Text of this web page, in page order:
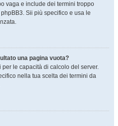
vaga e include dei termini troppo
Sii più specifico e usa le
una pagina vuota?
le capacità di calcolo del server.
nella tua scelta dei termini da